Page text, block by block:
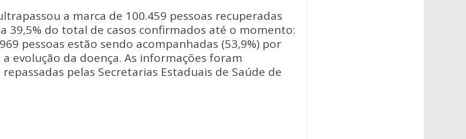
a marca de 100.459 pessoas recuperadas
39,5% do total de casos confirmados até o momento:
pessoas estão sendo acompanhadas (53,9%) por
evolução da doença. As informações foram
pelas Secretarias Estaduais de Saúde de